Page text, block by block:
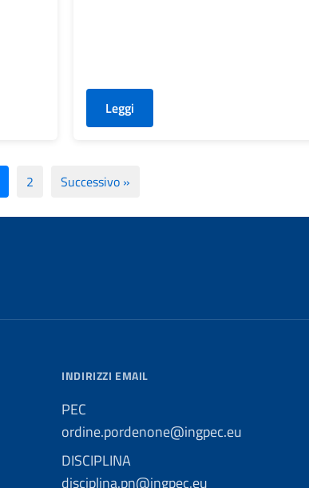
Leggi
2 Successivo »
INDIRIZZI EMAIL
PEC
ordine.pordenone@ingpec.eu
DISCIPLINA
disciplina.pn@ingpec.eu